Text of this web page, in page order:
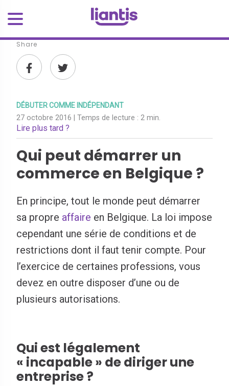
Share
DÉBUTER COMME INDÉPENDANT
27 octobre 2016 | Temps de lecture : 2 min.
Lire plus tard ?
Qui peut démarrer un
commerce en Belgique ?
En principe, tout le monde peut démarrer
sa propre affaire en Belgique. La loi impose
cependant une série de conditions et de
restrictions dont il faut tenir compte. Pour
l’exercice de certaines professions, vous
devez en outre disposer d’une ou de
plusieurs autorisations.
Qui est légalement
« incapable » de diriger une
entreprise ?